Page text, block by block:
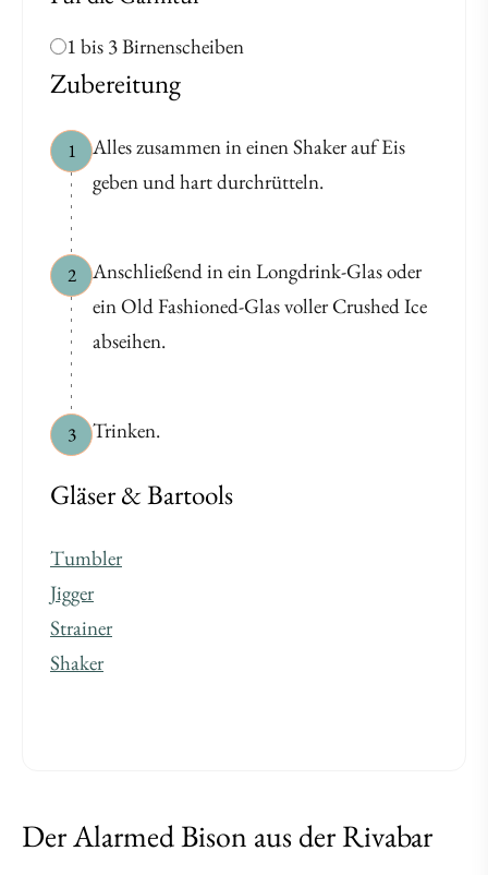
1 bis 3 Birnenscheiben
Zubereitung
1
Alles zusammen in einen Shaker auf Eis
geben und hart durchrütteln.
2
Anschließend in ein Longdrink-Glas oder
ein Old Fashioned-Glas voller Crushed Ice
abseihen.
3 Trinken.
Gläser & Bartools
Tumbler
Jigger
Strainer
Shaker
Der Alarmed Bison aus der Rivabar